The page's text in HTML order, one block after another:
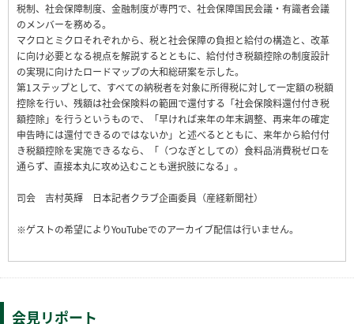
税制、社会保障制度、金融制度が専門で、社会保障国民会議・有識者会議
のメンバーを務める。
マクロとミクロそれぞれから、税と社会保障の負担と給付の構造と、改革
に向け必要となる視点を解説するとともに、給付付き税額控除の制度設計
の実現に向けたロードマップの大和総研案を示した。
第1ステップとして、すべての納税者を対象に所得税に対して一定額の税額
控除を行い、残額は社会保険料の範囲で還付する「社会保険料還付付き税
額控除」を行うというもので、「早ければ来年の年末調整、再来年の確定
申告時には還付できるのではないか」と述べるとともに、来年から給付付
き税額控除を実施できるなら、「（つなぎとしての）食料品消費税ゼロを
通らず、直接本丸に攻め込むことも選択肢になる」。
司会 吉村英輝 日本記者クラブ企画委員（産経新聞社）
※ゲストの希望によりYouTubeでのアーカイブ配信は行いません。
会見リポート